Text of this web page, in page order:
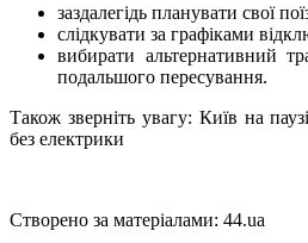
заздалегідь планувати свої
слідкувати за графіками
вибирати альтернативний
подальшого пересування.
Також зверніть увагу: Київ на
без електрики
Створено за матеріалами: 44.ua